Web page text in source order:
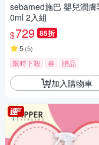
sebamed施巴 嬰兒潤膚
0ml 2入組
$729 85折
5 (5)
限時下殺 券 贈品
加入購物車